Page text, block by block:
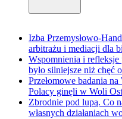
Izba Przemysłowo-
arbitrażu i mediacji dla
Wspomnienia i refleksje
było silniejsze niż chęć
Przełomowe badania
Polacy ginęli w Woli
Zbrodnie pod lupą. Co
własnych działaniach